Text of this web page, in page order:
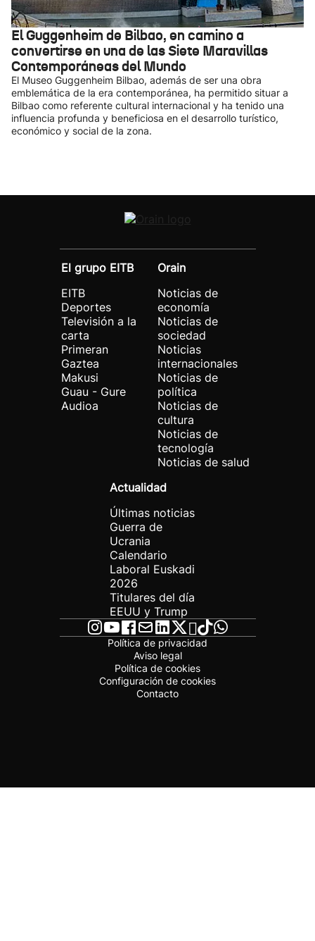
El Guggenheim de Bilbao, en camino a
convertirse en una de las Siete Maravillas
Contemporáneas del Mundo
El Museo Guggenheim Bilbao, además de ser una obra
emblemática de la era contemporánea, ha permitido situar a
Bilbao como referente cultural internacional y ha tenido una
influencia profunda y beneficiosa en el desarrollo turístico,
económico y social de la zona.
El grupo EITB
EITB
Deportes
Televisión a la
carta
Primeran
Gaztea
Makusi
Guau - Gure
Audioa
Orain
Noticias de
economía
Noticias de
sociedad
Noticias
internacionales
Noticias de
política
Noticias de
cultura
Noticias de
tecnología
Noticias de salud
Actualidad
Últimas noticias
Guerra de
Ucrania
Calendario
Laboral Euskadi
2026
Titulares del día
EEUU y Trump
Política de privacidad
Aviso legal
Política de cookies
Configuración de cookies
Contacto